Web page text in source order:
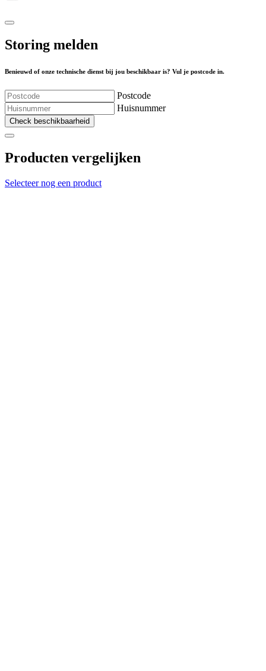
Storing melden
Benieuwd of onze technische dienst bij jou beschikbaar is? Vul je postcode in.
Postcode
Huisnummer
Check beschikbaarheid
Producten vergelijken
Selecteer nog een product